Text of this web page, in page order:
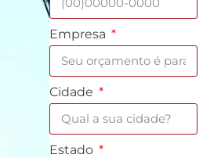
Empresa
Cidade
Estado